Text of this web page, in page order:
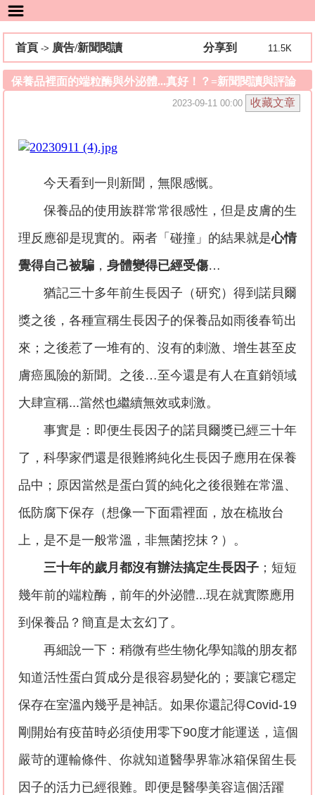
首頁 -> 廣告/新聞閱讀 分享到 11.5K
保養品裡面的端粒酶與外泌體...真好！？=新聞閱讀與評論
2023-09-11 00:00
今天看到一則新聞，無限感慨。
保養品的使用族群常常很感性，但是皮膚的生
理反應卻是現實的。兩者「碰撞」的結果就是心情
覺得自己被騙 ，身體變得已經受傷…
猶記三十多年前生長因子（研究）得到諾貝爾
獎之後，各種宣稱生長因子的保養品如雨後春筍出
來；之後惹了一堆有的、沒有的刺激、增生甚至皮
膚癌風險的新聞。之後…至今還是有人在直銷領域
大肆宣稱...當然也繼續無效或刺激。
事實是：即便生長因子的諾貝爾獎已經三十年
了，科學家們還是很難將純化生長因子應用在保養
品中；原因當然是蛋白質的純化之後很難在常溫、
低防腐下保存（想像一下面霜裡面，放在梳妝台
上，是不是一般常溫，非無菌挖抹？）。
三十年的歲月都沒有辦法搞定生長因子 ；短短
幾年前的端粒酶，前年的外泌體...現在就實際應用
到保養品？簡直是太玄幻了。
再細說一下：稍微有些生物化學知識的朋友都
知道活性蛋白質成分是很容易變化的；要讓它穩定
保存在室溫內幾乎是神話。如果你還記得Covid-19
剛開始有疫苗時必須使用零下90度才能運送，這個
嚴苛的運輸條件、你就知道醫學界靠冰箱保留生長
因子的活力已經很難。即便是醫學美容這個活躍